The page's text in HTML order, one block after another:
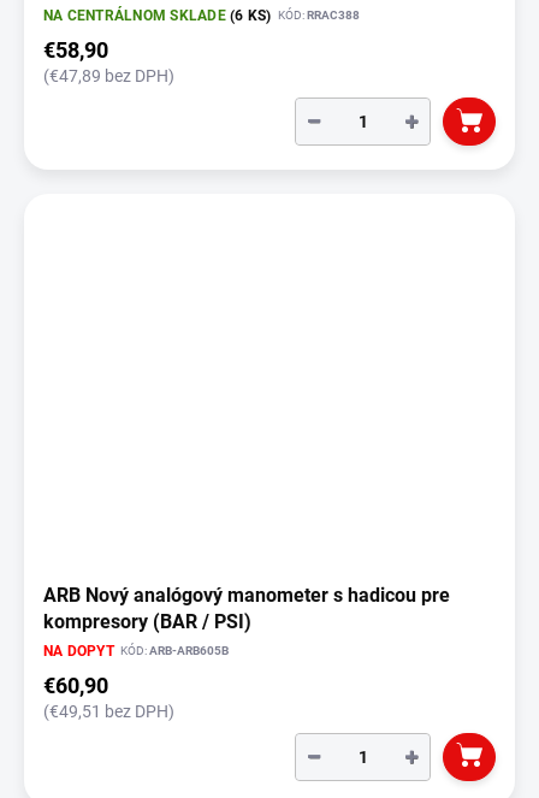
NA CENTRÁLNOM SKLADE(6 KS) KÓD:RRAC388
€58,90
(€47,89 bez DPH)
+
−
ARB Nový analógový manometer s hadicou pre
kompresory (BAR / PSI)
NA DOPYT KÓD:ARB-ARB605B
€60,90
(€49,51 bez DPH)
+
−